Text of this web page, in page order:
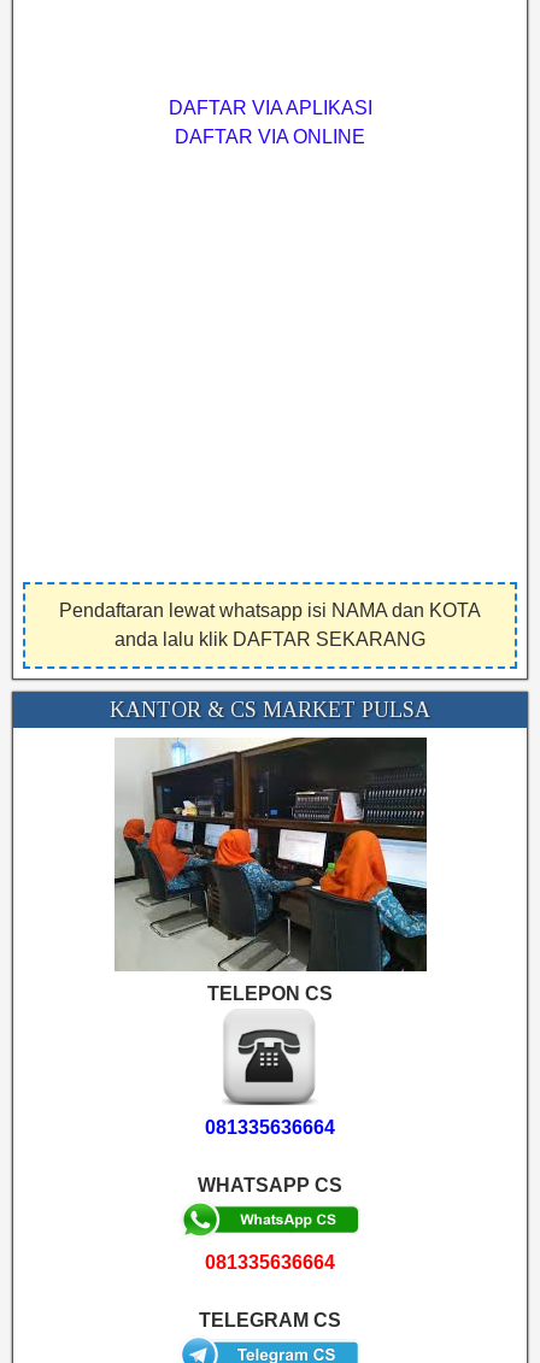
DAFTAR VIA APLIKASI
DAFTAR VIA ONLINE
Pendaftaran lewat whatsapp isi NAMA dan KOTA
anda lalu klik DAFTAR SEKARANG
KANTOR & CS MARKET PULSA
TELEPON CS
081335636664
WHATSAPP CS
081335636664
TELEGRAM CS